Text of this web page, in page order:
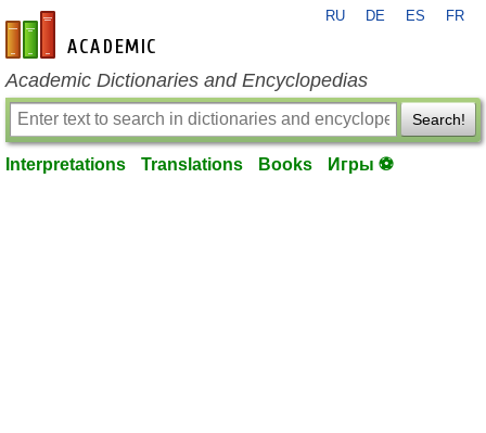
en-academic.com
RU DE ES FR
Academic Dictionaries and Encyclopedias
Search!
Interpretations Translations Books Игры ⚽